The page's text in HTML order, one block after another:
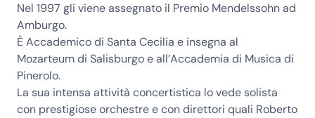
Nel 1997 gli viene assegnato il Premio Mendelssohn ad
Amburgo.
È Accademico di Santa Cecilia e insegna al
Mozarteum di Salisburgo e all’Accademia di Musica di
Pinerolo.
La sua intensa attività concertistica lo vede solista
con prestigiose orchestre e con direttori quali Roberto